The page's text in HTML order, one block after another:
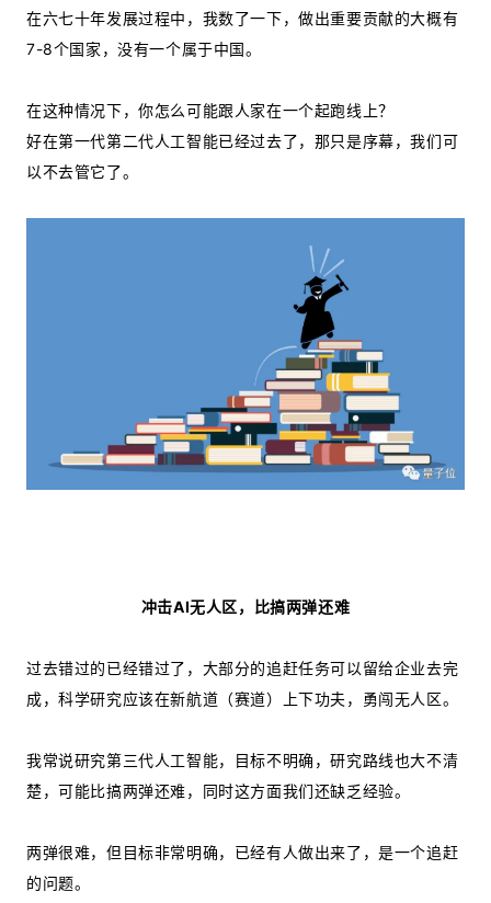
在六七十年发展过程中，我数了一下，做出重要贡献的大概有
7-8个国家，没有一个属于中国。
在这种情况下，你怎么可能跟人家在一个起跑线上？
好在第一代第二代人工智能已经过去了，那只是序幕，我们可
以不去管它了。
冲击AI无人区，比搞两弹还难
过去错过的已经错过了，大部分的追赶任务可以留给企业去完
成，科学研究应该在新航道（赛道）上下功夫，勇闯无人区。
我常说研究第三代人工智能，目标不明确，研究路线也大不清
楚，可能比搞两弹还难，同时这方面我们还缺乏经验。
两弹很难，但目标非常明确，已经有人做出来了，是一个追赶
的问题。